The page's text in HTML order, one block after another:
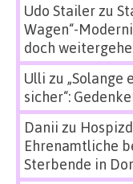
Udo Stailerzu
Wagen“-
doch
Ulli zu „Solange
sicher“:
Danii zu
Ehrenamtliche
Sterbende in